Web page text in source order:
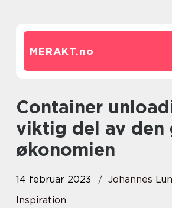
MERAKT.no
Container unloading – en
viktig del av den
økonomien
14 februar 2023
Johannes
Inspiration